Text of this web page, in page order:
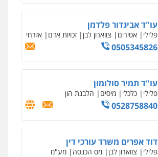
עו"ד אביגדור פלדמן
פלילי אסירים צווארון לבן זכויות אדם אזרחי
0505345826
עו"ד תמיר סולומון
פלילי כלכלי מיסים הלבנת הון
0528758840
דוד אפרים משרד עורכי דין
פלילי צווארון לבן מס הכנסה מע"מ